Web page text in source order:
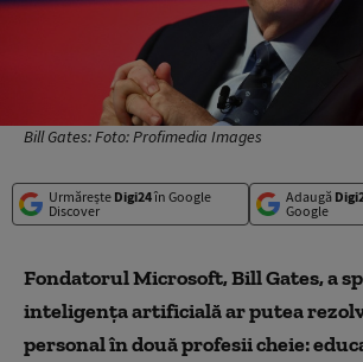
Bill Gates: Foto: Profimedia Images
Urmărește Digi24în Google
Discover
Adaugă
Google
Fondatorul Microsoft, Bill Gates, a
inteligența artificială ar putea
personal în două profesii cheie: